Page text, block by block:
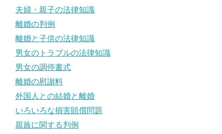
夫婦・親子の法律知識
離婚の判例
離婚と子供の法律知識
男女のトラブルの法律知識
男女の調停書式
離婚の慰謝料
外国人との結婚と離婚
いろいろな損害賠償問題
親族に関する判例